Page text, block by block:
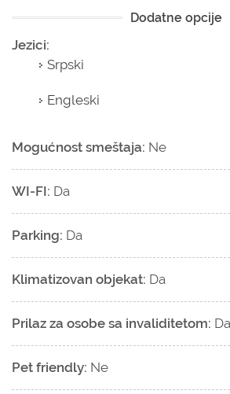
Dodatne opcije
Jezici:
Srpski
Engleski
Mogućnost smeštaja: Ne
WI-FI: Da
Parking: Da
Klimatizovan objekat: Da
Prilaz za osobe sa invaliditetom: Da
Pet friendly: Ne